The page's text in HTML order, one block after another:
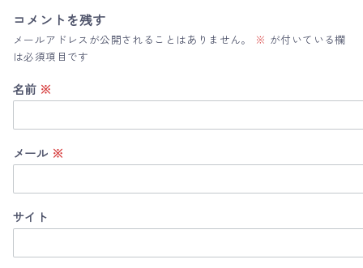
コメントを残す
メールアドレスが公開されることはありません。 ※ が付いている欄
は必須項目です
名前 ※
メール ※
サイト